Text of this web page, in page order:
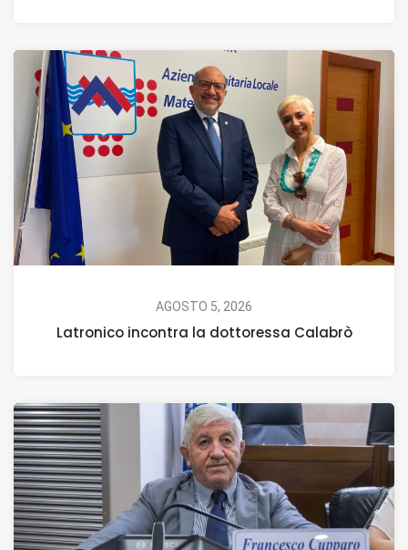
AGOSTO 5, 2026
Latronico incontra la dottoressa Calabrò